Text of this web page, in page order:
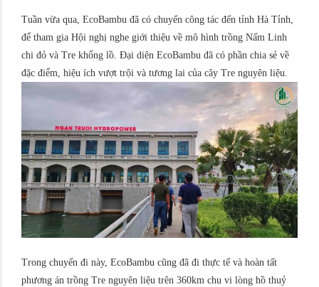
Tuần vừa qua, EcoBambu đã có chuyến công tác đến tỉnh Hà Tỉnh,
để tham gia Hội nghị nghe giới thiệu về mô hình trồng Nấm Linh
chi đỏ và Tre khổng lồ. Đại diện EcoBambu đã có phần chia sẻ về
đặc điểm, hiệu ích vượt trội và tương lai của cây Tre nguyên liệu.
Trong chuyến đi này, EcoBambu cũng đã đi thực tế và hoàn tất
phương án trồng Tre nguyên liệu trên 360km chu vi lòng hồ thuỷ